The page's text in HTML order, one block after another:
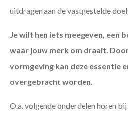
uitdragen aan de vastgestelde
Je wilt hen iets meegeven, een
waar jouw merk om draait.
vormgeving kan deze essentie
overgebracht worden.
O.a. volgende onderdelen horen